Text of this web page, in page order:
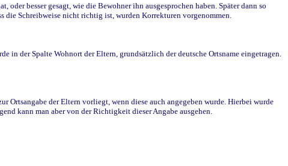
besser gesagt, wie die Bewohner ihn ausgesprochen haben. Später dann so
die Schreibweise nicht richtig ist, wurden Korrekturen vorgenommen.
in der Spalte Wohnort der Eltern, grundsätzlich der deutsche Ortsname eingetragen.
Ortsangabe der Eltern vorliegt, wenn diese auch angegeben wurde. Hierbei wurde
kann man aber von der Richtigkeit dieser Angabe ausgehen.